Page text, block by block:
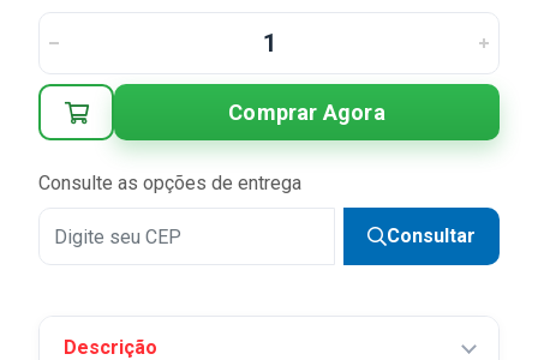
Comprar Agora
Consulte as opções de entrega
Consultar
Descrição